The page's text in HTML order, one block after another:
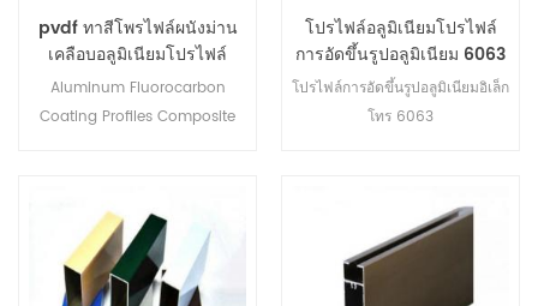
pvdf ทาสีโพรไฟล์ผนังม่าน
เคลือบอลูมิเนียมโปรไฟล์
เคลือบฟลูออโรคาร์บอน
Aluminum Fluorocarbon
Coating Profiles Composite
coating(PVDF), Aluminum
skin, Polyethylene core and
Bottom coating. It is widely
โปรไฟล์อลูมิเนียมโปรไฟล์
การอัดขึ้นรูปอลูมิเนียม 6063
โปรไฟล์การอัดขึ้นรูปอลูมิเนียมอิเล็ก
โทร 6063